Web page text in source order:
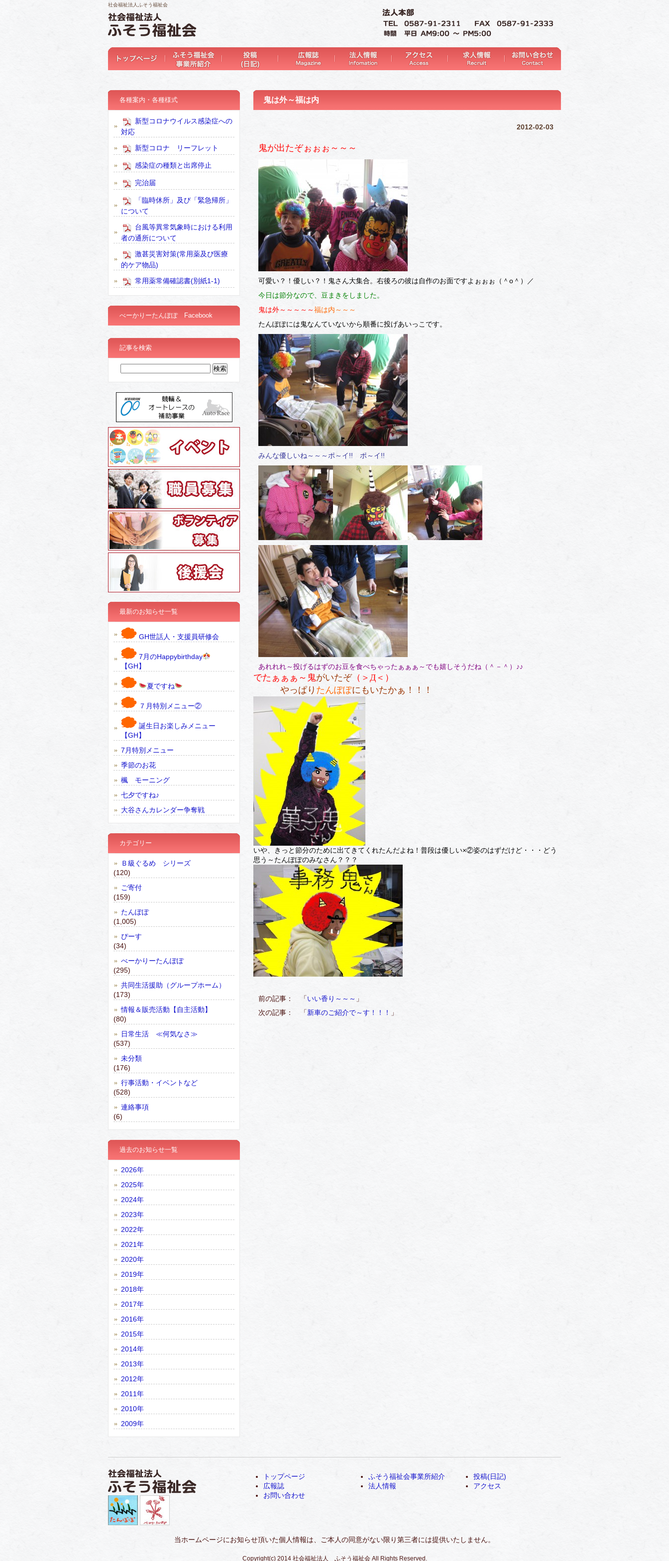
社会福祉法人ふそう福祉会
鬼は外～福は内
2012-02-03
鬼が出たぞぉぉぉ～～～
可愛い？！優しい？！鬼さん大集合。右後ろの彼は自作のお面ですよぉぉぉ（＾о＾）／
今日は節分なので、豆まきをしました。
鬼は外～～～～～福は内～～～
たんぽぽには鬼なんていないから順番に投げあいっこです。
みんな優しいね～～～ポ～イ!! ポ～イ!!
あれれれ～投げるはずのお豆を食べちゃったぁぁぁ～でも嬉しそうだね（＾－＾）♪♪
でたぁぁぁ～ 鬼がいたぞ（＞Д＜）
やっぱり たんぽぽにもいたかぁ！！！
いや、きっと節分のために出てきてくれたんだよね！普段は優しい×②姿のはずだけど・・・どう
思う～たんぽぽのみなさん？？？
前の記事： 「いい香り～～～ 」
次の記事： 「新車のご紹介で～す！！！ 」
各種案内・各種様式
新型コロナウイルス感染症への
対応
新型コロナ リーフレット
感染症の種類と出席停止
完治届
「臨時休所」及び「緊急帰所」
について
台風等異常気象時における利用
者の通所について
激甚災害対策(常用薬及び医療
的ケア物品)
常用薬常備確認書(別紙1-1)
べーかりーたんぽぽ Facebook
記事を検索
最新のお知らせ一覧
GH世話人・支援員研修会
7月のHappybirthday
【GH】
夏ですね
７月特別メニュー②
誕生日お楽しみメニュー
【GH】
7月特別メニュー
季節のお花
楓 モーニング
七夕ですね♪
大谷さんカレンダー争奪戦
カテゴリー
Ｂ級ぐるめ シリーズ
(120)
ご寄付
(159)
たんぽぽ
(1,005)
ぴーす
(34)
べーかりーたんぽぽ
(295)
共同生活援助（グループホーム）
(173)
情報＆販売活動【自主活動】
(80)
日常生活 ≪何気なさ≫
(537)
未分類
(176)
行事活動・イベントなど
(528)
連絡事項
(6)
過去のお知らせ一覧
2026年
2025年
2024年
2023年
2022年
2021年
2020年
2019年
2018年
2017年
2016年
2015年
2014年
2013年
2012年
2011年
2010年
2009年
トップページ
広報誌
お問い合わせ
ふそう福祉会事業所紹介
法人情報
投稿(日記)
アクセス
当ホームページにお知らせ頂いた個人情報は、ご本人の同意がない限り第三者には提供いたしません。
Copyright(c) 2014 社会福祉法人 ふそう福祉会 All Rights Reserved.